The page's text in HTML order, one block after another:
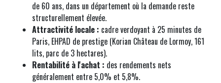
de 60 ans, dans un département où la demande reste
structurellement élevée.
Attractivité locale : cadre verdoyant à 25 minutes de
Paris, EHPAD de prestige (Korian Château de Lormoy, 161
lits, parc de 3 hectares).
Rentabilité à l'achat : des rendements nets
généralement entre 5,0% et 5,8%.